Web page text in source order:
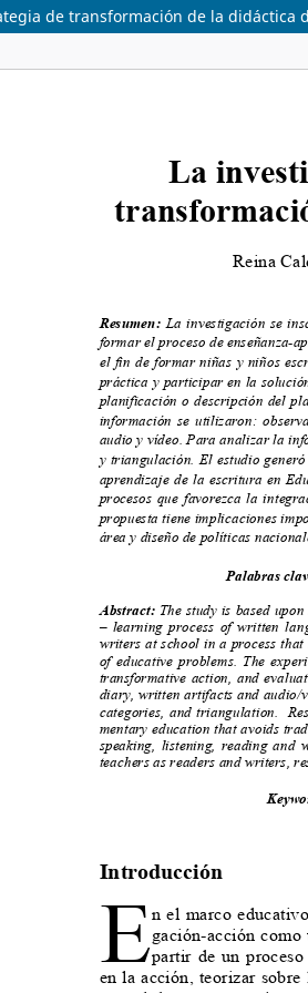
de transformación de la didáctica